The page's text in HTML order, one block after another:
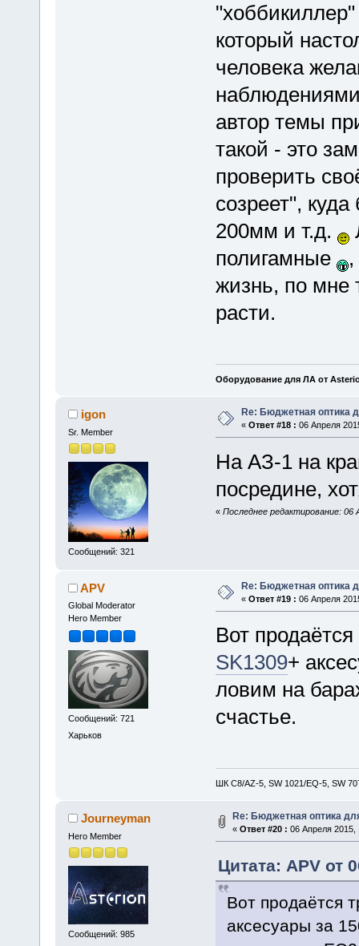
который
человека
автор темы
такой - это
проверить
созреет",
200мм и т.д.
полигамные
,
жизнь, по мне
расти.
Оборудование для ЛА от
igon
Sr. Member
Сообщений: 321
Re: Бюджетная оптика
« Ответ #18 : 06 Апреля
На АЗ-1 на
посредине,
« Последнее редактирование: 06
APV
Global Moderator
Hero Member
Сообщений: 721
Харьков
Re: Бюджетная оптика
« Ответ #19 : 06 Апреля
Вот
SK1309+
ловим на
счастье.
ШК С8/AZ-5, SW 1021/EQ-5, SW
Journeyman
Hero Member
Сообщений: 985
Re: Бюджетная оптика
« Ответ #20 : 06 Апреля 2015,
Цитата: APV от
Вот продаётся
аксесуары за